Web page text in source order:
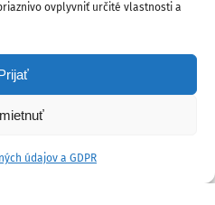
ovplyvniť určité vlastnosti a
údajov a GDPR